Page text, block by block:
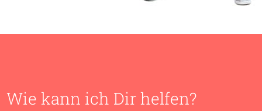
Wie kann ich Dir helfen?